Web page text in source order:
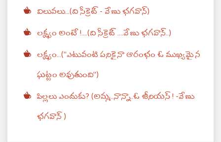
విలువలు...(ది సీక్రెట్ - వేణు భగవాన్)
లక్ష్యం అంటే !....(ది సీక్రెట్ ....వేణు భగవాన్..)
లక్ష్యం...("ఎటువంటి పనికైనా ఆరంభం ఓ ముఖ్యమైన
ఘట్టం అవుతుంది")
పిల్లలు ఎందుకు? (అమ్మ..నాన్నా..ఓ జీనియస్ ! -వేణు
భగవాన్ )